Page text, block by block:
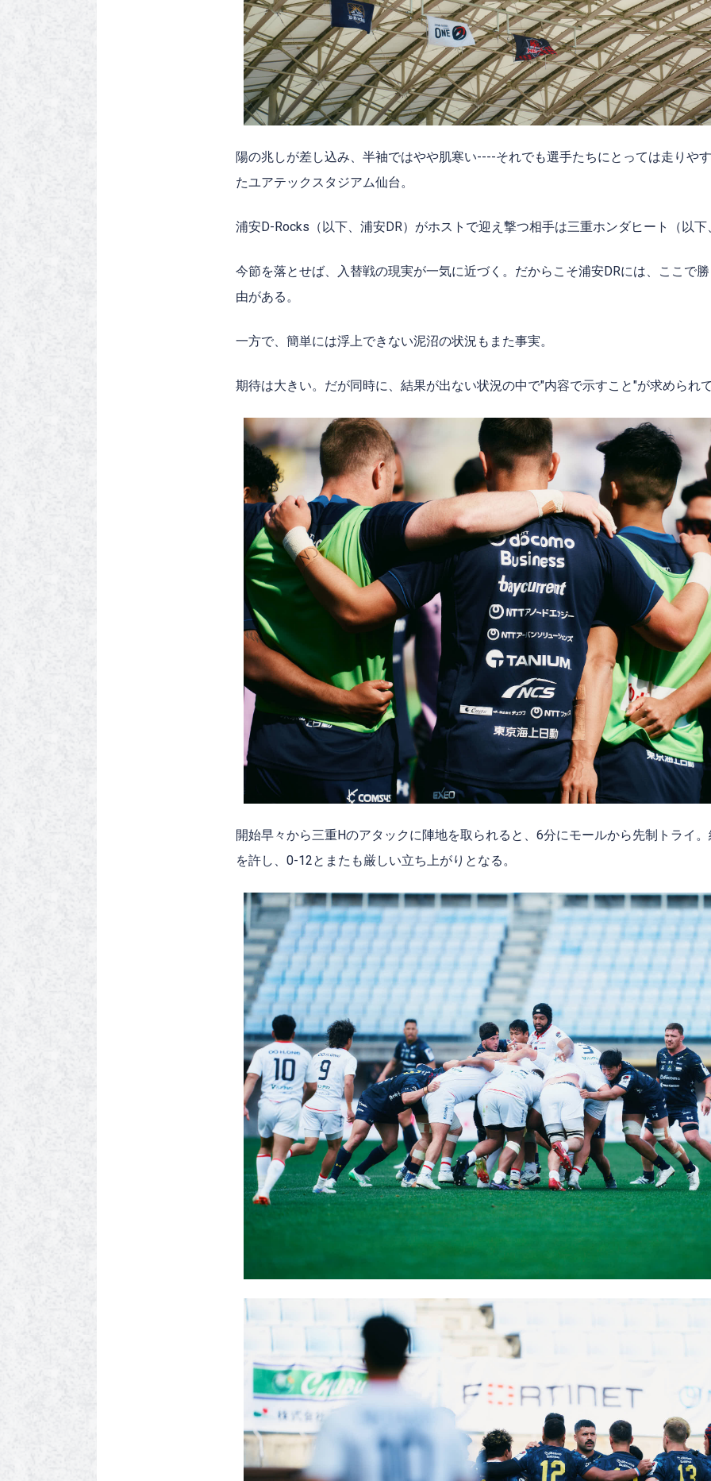
陽の兆しが差し込み、半袖ではやや肌寒い----それでも選手たちにとっては走りや
たユアテックスタジアム仙台。
浦安D-Rocks（以下、浦安DR）がホストで迎え撃つ相手は三重ホンダヒート（以
今節を落とせば、入替戦の現実が一気に近づく。だからこそ浦安DRには、ここで
由がある。
一方で、簡単には浮上できない泥沼の状況もまた事実。
期待は大きい。だが同時に、結果が出ない状況の中で"内容で示すこと"が求められ
開始早々から三重Hのアタックに陣地を取られると、6分にモールから先制トライ
を許し、0-12とまたも厳しい立ち上がりとなる。